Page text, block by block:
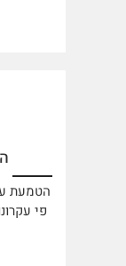
הטמעת
פי